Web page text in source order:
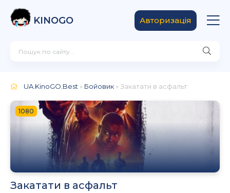
KINOGO Авторизація
UA.KinoGO.Best » Бойовик » Закатати в асфальт
1080
Закатати в асфальт